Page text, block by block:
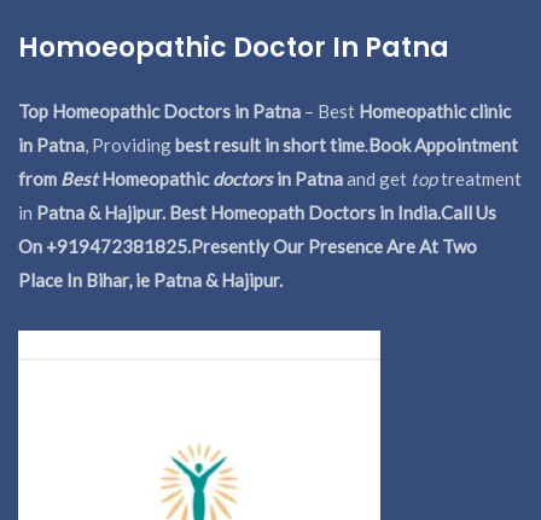
Homoeopathic Doctor In Patna
Top Homeopathic Doctors in Patna – Best Homeopathic clinic
in Patna, Providingbest result in short time.Book Appointment
from BestHomeopathicdoctorsin Patnaand get toptreatment
in Patna & Hajipur. Best Homeopath Doctors in India.Call Us
On +919472381825.Presently Our Presence Are At Two
Place In Bihar, ie Patna & Hajipur.